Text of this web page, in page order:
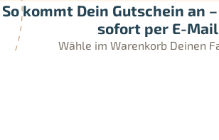
So kommt Dein Gutschein an
sofort per E-
Wähle im Warenkorb Deinen